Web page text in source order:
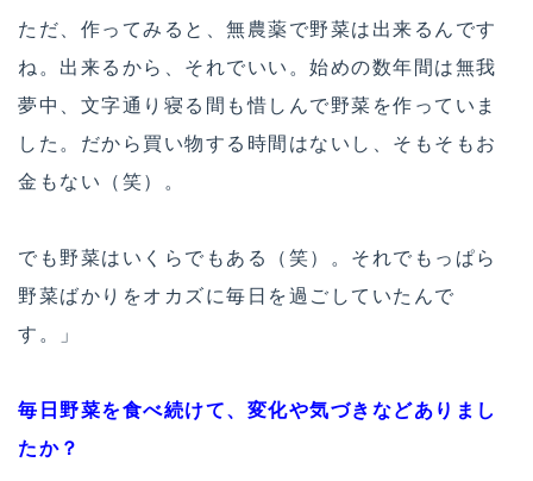
ただ、作ってみると、無農薬で野菜は出来るんです
ね。出来るから、それでいい。始めの数年間は無我
夢中、文字通り寝る間も惜しんで野菜を作っていま
した。だから買い物する時間はないし、そもそもお
金もない（笑）。
でも野菜はいくらでもある（笑）。それでもっぱら
野菜ばかりをオカズに毎日を過ごしていたんで
す。」
毎日野菜を食べ続けて、変化や気づきなどありまし
たか？